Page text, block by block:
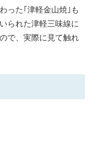
った｢津軽金山焼｣も
られた津軽三味線に
で、実際に見て触れ